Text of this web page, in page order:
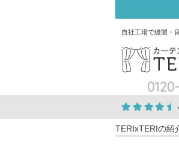
自社工場で縫製・
TERIxTERIの紹